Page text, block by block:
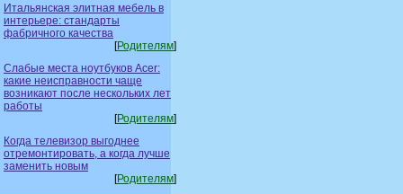
Итальянская элитная мебель в
интерьере: стандарты
фабричного качества
[Родителям]
Слабые места ноутбуков Acer:
какие неисправности чаще
возникают после нескольких лет
работы
[Родителям]
Когда телевизор выгоднее
отремонтировать, а когда лучше
заменить новым
[Родителям]